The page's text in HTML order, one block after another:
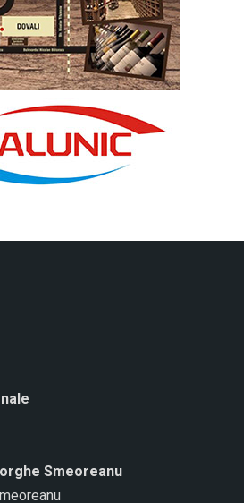
Smeoreanu